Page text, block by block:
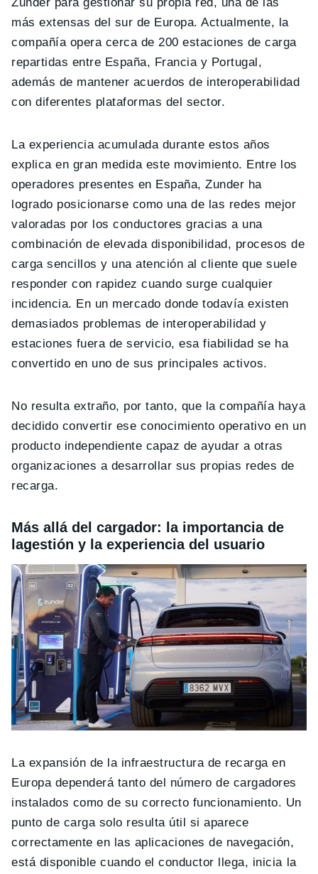
más extensas del sur de Europa. Actualmente, la
compañía opera cerca de 200 estaciones de carga
repartidas entre España, Francia y Portugal,
además de mantener acuerdos de interoperabilidad
con diferentes plataformas del sector.
La experiencia acumulada durante estos años
explica en gran medida este movimiento. Entre los
operadores presentes en España, Zunder ha
logrado posicionarse como una de las redes mejor
valoradas por los conductores gracias a una
combinación de elevada disponibilidad, procesos de
carga sencillos y una atención al cliente que suele
responder con rapidez cuando surge cualquier
incidencia. En un mercado donde todavía existen
demasiados problemas de interoperabilidad y
estaciones fuera de servicio, esa fiabilidad se ha
convertido en uno de sus principales activos.
No resulta extraño, por tanto, que la compañía haya
decidido convertir ese conocimiento operativo en un
producto independiente capaz de ayudar a otras
organizaciones a desarrollar sus propias redes de
recarga.
Más allá del cargador: la importancia de
lagestión y la experiencia del usuario
La expansión de la infraestructura de recarga en
Europa dependerá tanto del número de cargadores
instalados como de su correcto funcionamiento. Un
punto de carga solo resulta útil si aparece
correctamente en las aplicaciones de navegación,
está disponible cuando el conductor llega, inicia la